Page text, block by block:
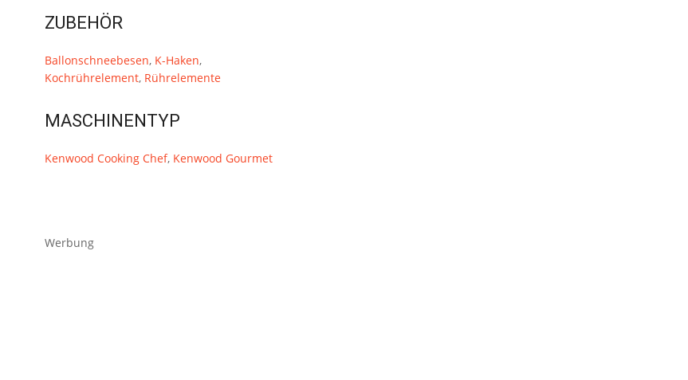
ZUBEHÖR
Ballonschneebesen, K-Haken,
Kochrührelement, Rührelemente
MASCHINENTYP
Kenwood Cooking Chef, Kenwood Gourmet
Werbung